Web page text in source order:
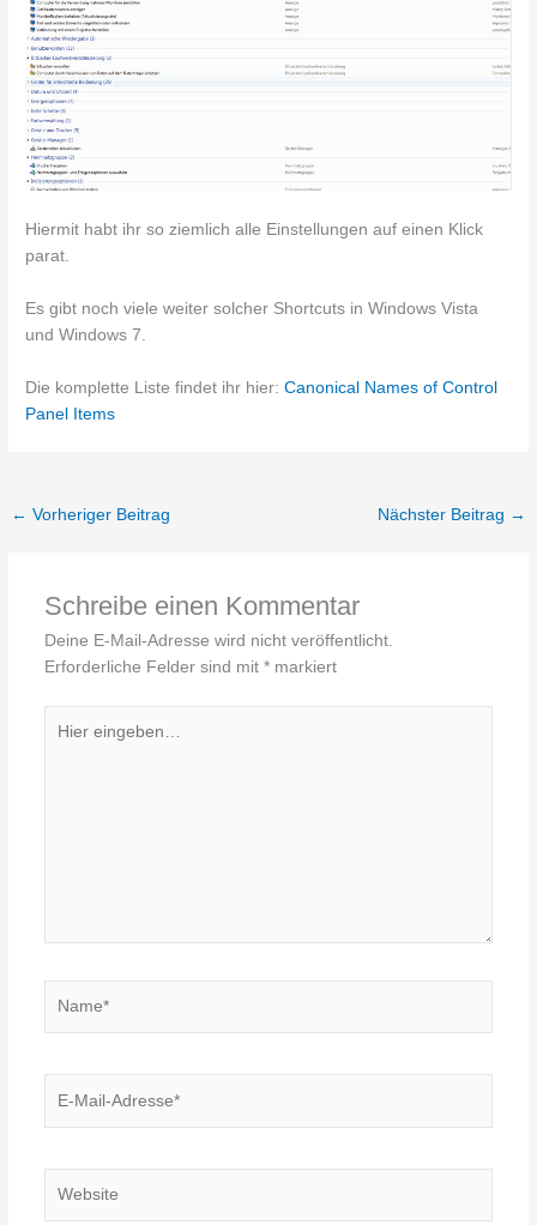
Hiermit habt ihr so ziemlich alle Einstellungen auf einen Klick
parat.
Es gibt noch viele weiter solcher Shortcuts in Windows Vista
und Windows 7.
Die komplette Liste findet ihr hier:Canonical Names of Control
Panel Items
← Vorheriger Beitrag Nächster Beitrag →
Schreibe einen Kommentar
Deine E-Mail-Adresse wird nicht veröffentlicht.
Erforderliche Felder sind mit *markiert
eingeben…
Mail-